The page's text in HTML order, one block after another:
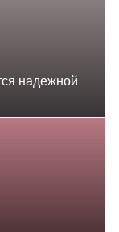
надежной